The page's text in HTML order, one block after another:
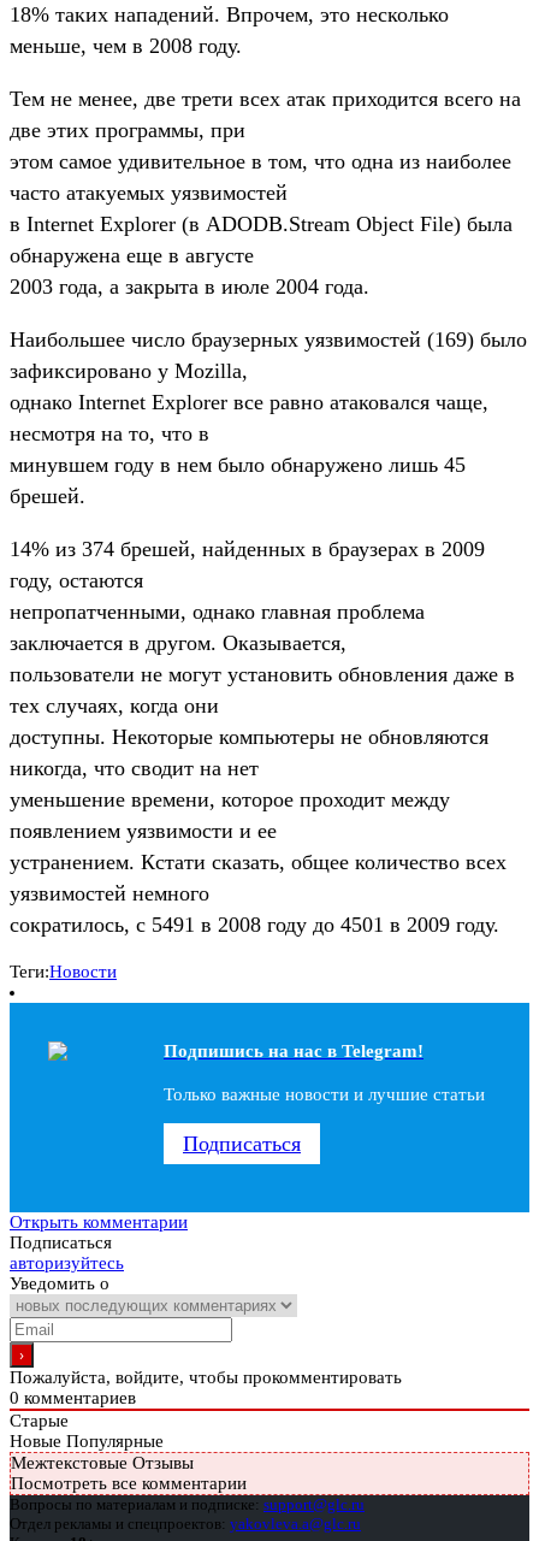
18% таких нападений. Впрочем, это несколько
меньше, чем в 2008 году.
Тем не менее, две трети всех атак приходится всего на
две этих программы, при
этом самое удивительное в том, что одна из наиболее
часто атакуемых уязвимостей
в Internet Explorer (в ADODB.Stream Object File) была
обнаружена еще в августе
2003 года, а закрыта в июле 2004 года.
Наибольшее число браузерных уязвимостей (169) было
зафиксировано у Mozilla,
однако Internet Explorer все равно атаковался чаще,
несмотря на то, что в
минувшем году в нем было обнаружено лишь 45
брешей.
14% из 374 брешей, найденных в браузерах в 2009
году, остаются
непропатченными, однако главная проблема
заключается в другом. Оказывается,
пользователи не могут установить обновления даже в
тех случаях, когда они
доступны. Некоторые компьютеры не обновляются
никогда, что сводит на нет
уменьшение времени, которое проходит между
появлением уязвимости и ее
устранением. Кстати сказать, общее количество всех
уязвимостей немного
сократилось, с 5491 в 2008 году до 4501 в 2009 году.
Теги:Новости
Подпишись на наc в Telegram!
Только важные новости и лучшие статьи
Подписаться
Открыть комментарии
Подписаться
авторизуйтесь
Уведомить о
Пожалуйста, войдите, чтобы прокомментировать
0 комментариев
Старые
Новые Популярные
Межтекстовые Отзывы
Посмотреть все комментарии
Вопросы по материалам и подписке: support@glc.ru
Отдел рекламы и спецпроектов: yakovleva.a@glc.ru